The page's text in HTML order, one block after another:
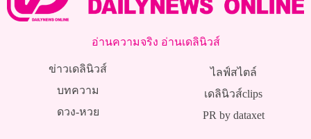
อ่านความจริง อ่านเดลินิวส์
ข่าวเดลินิวส์
บทความ
ดวง-หวย
ไลฟ์สไตล์
เดลินิวส์clips
PR by dataxet